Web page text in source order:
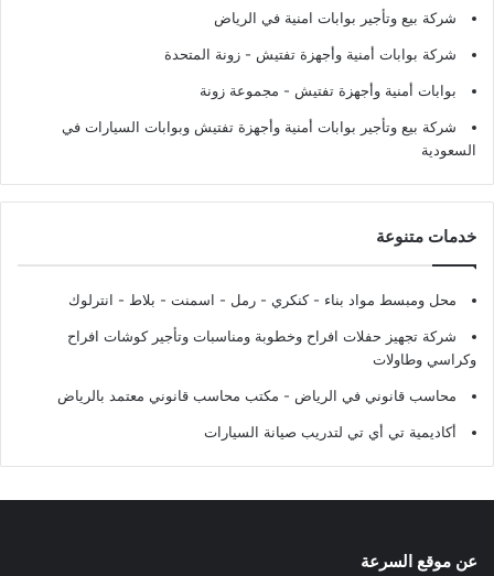
شركة بيع وتأجير بوابات امنية في الرياض
شركة بوابات أمنية وأجهزة تفتيش - زونة المتحدة
بوابات أمنية وأجهزة تفتيش - مجموعة زونة
شركة بيع وتأجير بوابات أمنية وأجهزة تفتيش وبوابات السيارات في
السعودية
خدمات متنوعة
محل ومبسط مواد بناء - كنكري - رمل - اسمنت - بلاط - انترلوك
شركة تجهيز حفلات افراح وخطوبة ومناسبات وتأجير كوشات افراح
وكراسي وطاولات
محاسب قانوني في الرياض - مكتب محاسب قانوني معتمد بالرياض
أكاديمية تي أي تي لتدريب صيانة السيارات
عن موقع السرعة